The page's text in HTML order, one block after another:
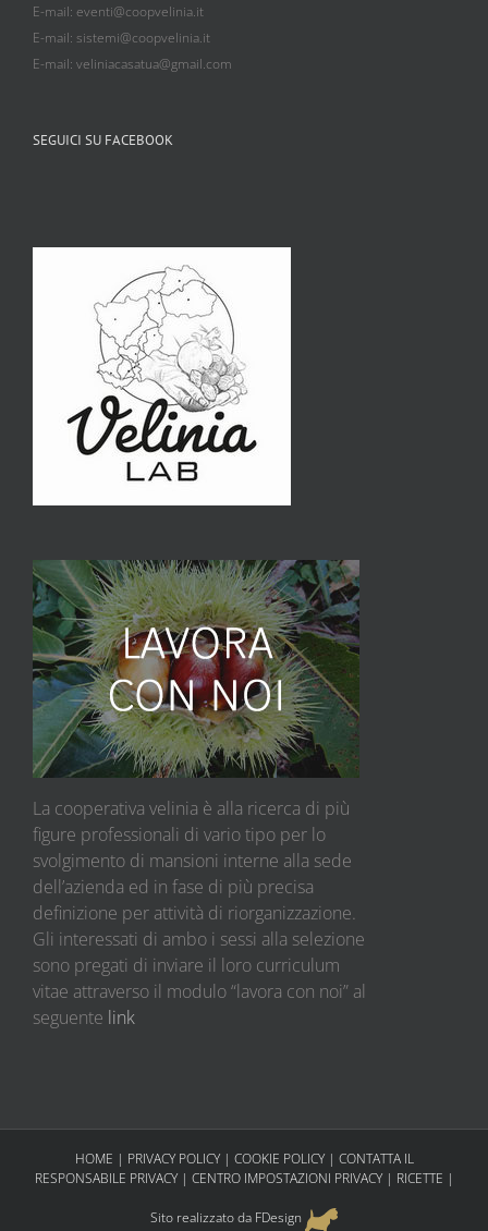
E-mail: eventi@coopvelinia.it
E-mail: sistemi@coopvelinia.it
E-mail: veliniacasatua@gmail.com
SEGUICI SU FACEBOOK
La cooperativa velinia è alla ricerca di più
figure professionali di vario tipo per lo
svolgimento di mansioni interne alla sede
dell’azienda ed in fase di più precisa
definizione per attività di riorganizzazione.
Gli interessati di ambo i sessi alla selezione
sono pregati di inviare il loro curriculum
vitae attraverso il modulo “lavora con noi” al
seguente link
HOME | PRIVACY POLICY| COOKIE POLICY| CONTATTA IL
RESPONSABILE PRIVACY| CENTRO IMPOSTAZIONI PRIVACY| RICETTE |
Sito realizzato da FDesign